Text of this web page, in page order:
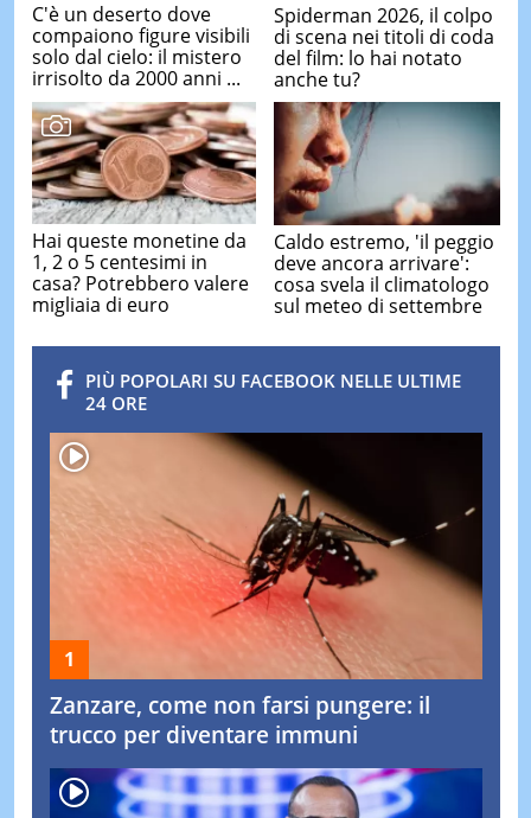
C'è un deserto dove
compaiono figure visibili
solo dal cielo: il mistero
irrisolto da 2000 anni ...
Spiderman 2026, il colpo
di scena nei titoli di coda
del film: lo hai notato
anche tu?
Hai queste monetine da
1, 2 o 5 centesimi in
casa? Potrebbero valere
migliaia di euro
Caldo estremo, 'il peggio
deve ancora arrivare':
cosa svela il climatologo
sul meteo di settembre
PIÙ POPOLARI SU FACEBOOK NELLE ULTIME
24 ORE
Zanzare, come non farsi pungere: il
trucco per diventare immuni